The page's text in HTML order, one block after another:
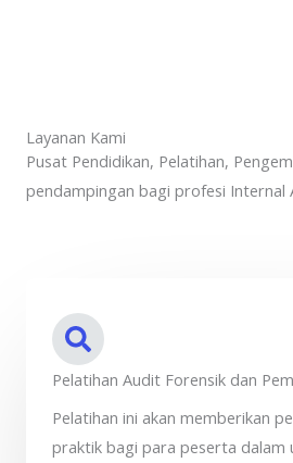
Layanan Kami
Pusat Pendidikan, Pelatihan,
pendampingan bagi profesi Internal
Pelatihan Audit Forensik dan
Pelatihan ini akan memberikan
praktik bagi para peserta dalam